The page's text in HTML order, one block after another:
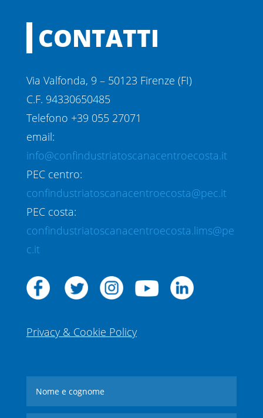
CONTATTI
Via Valfonda, 9 – 50123 Firenze (FI)
C.F. 94330650485
Telefono +39 055 27071
email:
info@confindustriatoscanacentroecosta.it
PEC centro:
confindustriatoscanacentroecosta@pec.it
PEC costa:
confindustriatoscanacentroecosta.lims@pe
c.it
Privacy & Cookie Policy